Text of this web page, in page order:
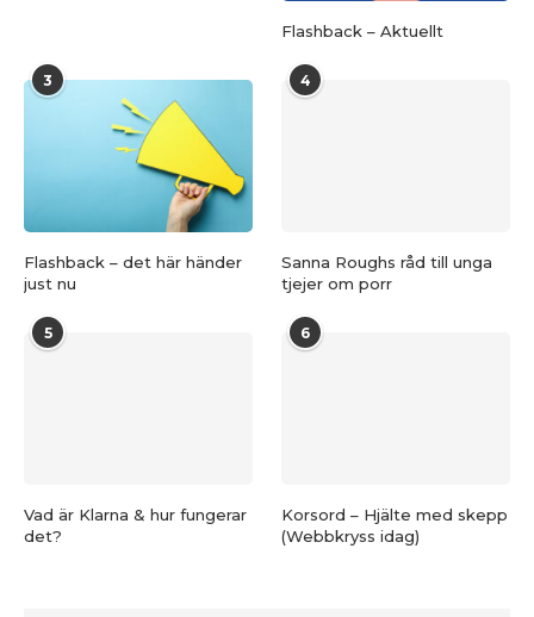
Flashback – Aktuellt
3
Flashback – det här händer
just nu
4
Sanna Roughs råd till unga
tjejer om porr
5
Vad är Klarna & hur fungerar
det?
6
Korsord – Hjälte med skepp
(Webbkryss idag)